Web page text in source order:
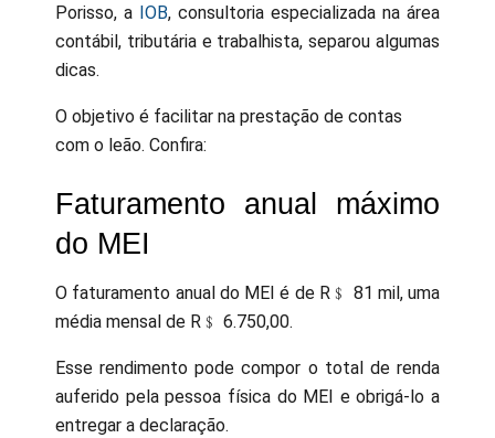
Porisso, a IOB, consultoria especializada na área
contábil, tributária e trabalhista, separou algumas
dicas.
O objetivo é facilitar na prestação de contas
com o leão. Confira:
Faturamento anual máximo
do MEI
O faturamento anual do MEI é de R﹩ 81 mil, uma
média mensal de R﹩ 6.750,00.
Esse rendimento pode compor o total de renda
auferido pela pessoa física do MEI e obrigá-lo a
entregar a declaração.